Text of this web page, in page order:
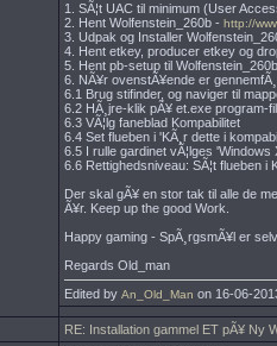
1. SÃ¦t UAC til minimum (User
2. Hent Wolfenstein_260b - http://
3. Udpak og Installer
4. Hent etkey, producer etkey og
5. Hent pb-setup til
6. NÃ¥r ovenstÃ¥ende er
6.1 Brug stifinder, og naviger til
6.2 HÃ¸jre-klik pÃ¥ et.exe program-
6.3 VÃ¦lg faneblad Kompabilitet
6.4 Set flueben i 'KÃ¸r dette i
6.5 I rulle gardinet vÃ¦lges
6.6 Rettighedsniveau: SÃ¦t flueben i
Der skal gÃ¥ en stor tak til alle de
Ã¥r. Keep up the good Work.
Happy gaming - SpÃ¸rgsmÃ¥l er
Regards Old_man
Edited by An_Old_Man on 16-06-
RE: Installation gammel ET pÃ¥ Ny